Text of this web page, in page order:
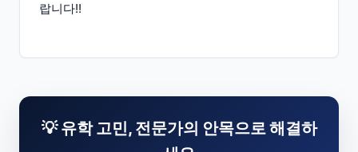
랍니다!!
💡 유학 고민, 전문가의 안목으로 해결하